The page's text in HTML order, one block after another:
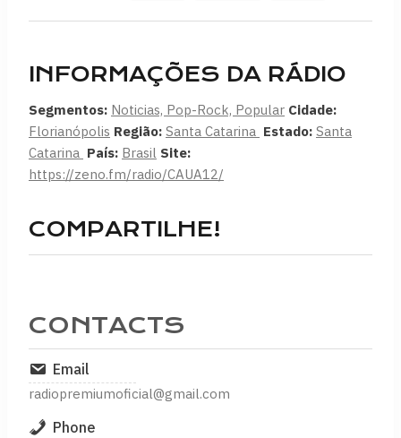
INFORMAÇÕES DA RÁDIO
Segmentos: Noticias, Pop-Rock, Popular Cidade:
Florianópolis Região: Santa Catarina Estado: Santa
Catarina País: Brasil Site:
https://zeno.fm/radio/CAUA12/
COMPARTILHE!
CONTACTS
Email
radiopremiumoficial@gmail.com
Phone